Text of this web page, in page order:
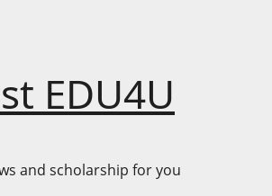
EDU4U
and scholarship for you